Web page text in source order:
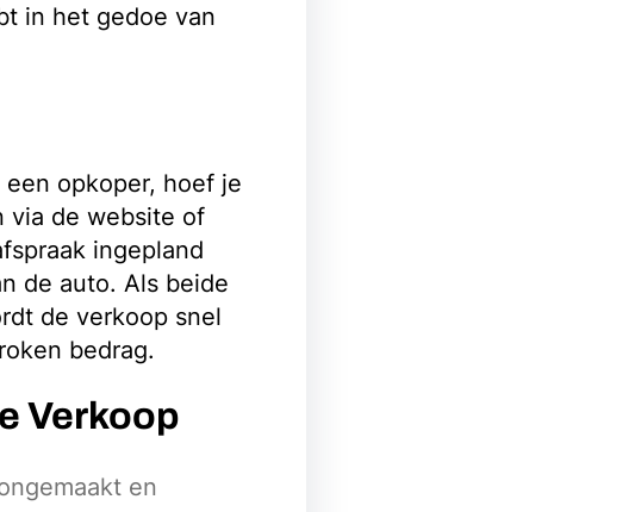
in het gedoe van
opkoper, hoef je
via de website of
ingepland
de auto. Als beide
de verkoop snel
bedrag.
Verkoop
en